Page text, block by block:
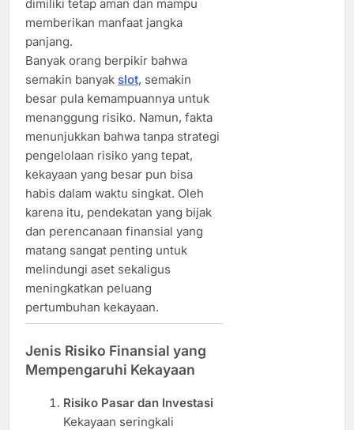
dimiliki tetap aman dan mampu
memberikan manfaat jangka
panjang.
Banyak orang berpikir bahwa
semakin banyak slot, semakin
besar pula kemampuannya untuk
menanggung risiko. Namun, fakta
menunjukkan bahwa tanpa strategi
pengelolaan risiko yang tepat,
kekayaan yang besar pun bisa
habis dalam waktu singkat. Oleh
karena itu, pendekatan yang bijak
dan perencanaan finansial yang
matang sangat penting untuk
melindungi aset sekaligus
meningkatkan peluang
pertumbuhan kekayaan.
Jenis Risiko Finansial yang
Mempengaruhi Kekayaan
Risiko Pasar dan Investasi
Kekayaan seringkali